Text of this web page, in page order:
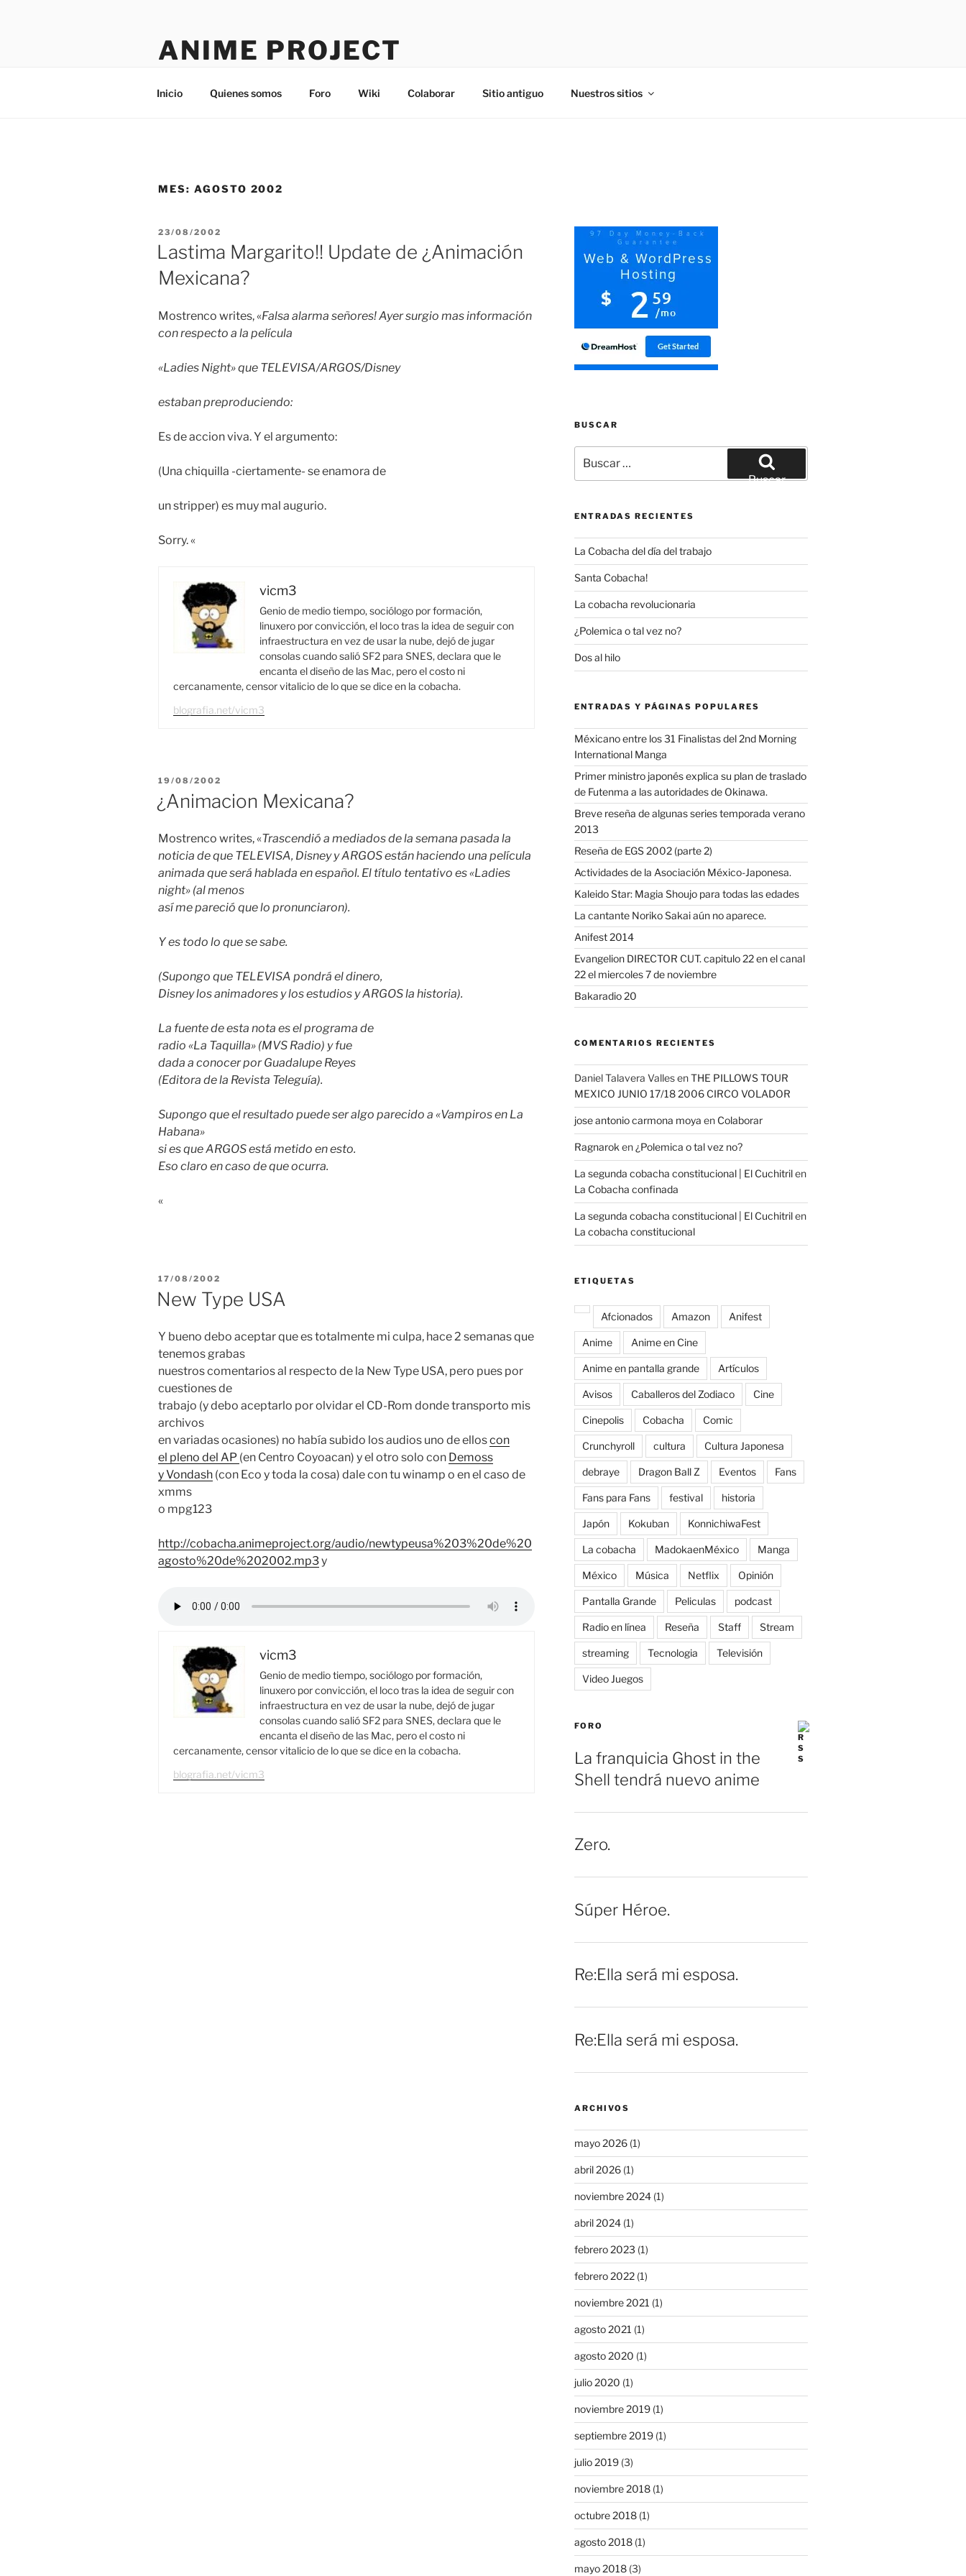
ANIME PROJECT
Inicio Quienes somos Foro Wiki Colaborar Sitio antiguo Nuestros sitios
MES: AGOSTO 2002
PUBLICADO
EL
23/08/2002
Lastima Margarito!! Update de ¿Animación
Mexicana?
Mostrenco writes, «Falsa alarma señores! Ayer surgio mas información
con respecto a la película
«Ladies Night» que TELEVISA/ARGOS/Disney
estaban preproduciendo:
Es de accion viva. Y el argumento:
(Una chiquilla -ciertamente- se enamora de
un stripper) es muy mal augurio.
Sorry. «
vicm3
Genio de medio tiempo, sociólogo por formación,
linuxero por convicción, el loco tras la idea de seguir con
infraestructura en vez de usar la nube, dejó de jugar
consolas cuando salió SF2 para SNES, declara que le
encanta el diseño de las Mac, pero el costo ni
cercanamente, censor vitalicio de lo que se dice en la cobacha.
blografia.net/vicm3
PUBLICADO
19/08/2002
¿Animacion Mexicana?
Mostrenco writes, «Trascendió a mediados de la semana pasada la
noticia de que TELEVISA, Disney y ARGOS están haciendo una película
animada que será hablada en español. El título tentativo es «Ladies
night» (al menos
así me pareció que lo pronunciaron).
Y es todo lo que se sabe.
(Supongo que TELEVISA pondrá el dinero,
Disney los animadores y los estudios y ARGOS la historia).
La fuente de esta nota es el programa de
radio «La Taquilla» (MVS Radio) y fue
dada a conocer por Guadalupe Reyes
(Editora de la Revista Teleguía).
Supongo que el resultado puede ser algo parecido a «Vampiros en La
Habana»
si es que ARGOS está metido en esto.
Eso claro en caso de que ocurra.
«
PUBLICADO
EL
17/08/2002
New Type USA
Y bueno debo aceptar que es totalmente mi culpa, hace 2 semanas que
tenemos grabas
nuestros comentarios al respecto de la New Type USA, pero pues por
cuestiones de
trabajo (y debo aceptarlo por olvidar el CD-Rom donde transporto mis
archivos
en variadas ocasiones) no había subido los audios uno de elloscon
el pleno del AP (en Centro Coyoacan) y el otro solo con Demoss
y Vondash (con Eco y toda la cosa) dale con tu winamp o en el caso de
xmms
o mpg123
http://cobacha.animeproject.org/audio/newtypeusa%203%20de%20
agosto%20de%202002.mp3y
vicm3
Genio de medio tiempo, sociólogo por formación,
linuxero por convicción, el loco tras la idea de seguir con
infraestructura en vez de usar la nube, dejó de jugar
consolas cuando salió SF2 para SNES, declara que le
encanta el diseño de las Mac, pero el costo ni
cercanamente, censor vitalicio de lo que se dice en la cobacha.
blografia.net/vicm3
BUSCAR
por:
Buscar
ENTRADAS RECIENTES
La Cobacha del día del trabajo
Santa Cobacha!
La cobacha revolucionaria
¿Polemica o tal vez no?
Dos al hilo
ENTRADAS Y PÁGINAS POPULARES
Méxicano entre los 31 Finalistas del 2nd Morning
International Manga
Primer ministro japonés explica su plan de traslado
de Futenma a las autoridades de Okinawa.
Breve reseña de algunas series temporada verano
2013
Reseña de EGS 2002 (parte 2)
Actividades de la Asociación México-Japonesa.
Kaleido Star: Magia Shoujo para todas las edades
La cantante Noriko Sakai aún no aparece.
Anifest 2014
Evangelion DIRECTOR CUT. capitulo 22 en el canal
22 el miercoles 7 de noviembre
Bakaradio 20
COMENTARIOS RECIENTES
Daniel Talavera VallesenTHE PILLOWS TOUR
MEXICO JUNIO 17/18 2006 CIRCO VOLADOR
jose antonio carmona moya en Colaborar
Ragnarok en¿Polemica o tal vez no?
La segunda cobacha constitucional | El Cuchitrilen
La Cobacha confinada
La segunda cobacha constitucional | El Cuchitrilen
La cobacha constitucional
ETIQUETAS
Afcionados Amazon Anifest
Anime Anime en Cine
Anime en pantalla grande Artículos
Avisos Caballeros del Zodiaco Cine
Cinepolis Cobacha Comic
Crunchyroll cultura Cultura Japonesa
debraye Dragon Ball Z Eventos Fans
Fans para Fans festival historia
Japón Kokuban KonnichiwaFest
La cobacha MadokaenMéxico Manga
México Música Netflix Opinión
Pantalla Grande Peliculas podcast
Radio en línea Reseña Staff Stream
streaming Tecnologia Televisión
Video Juegos
FORO
La franquicia Ghost in the
Shell tendrá nuevo anime
Zero.
Súper Héroe.
Re:Ella será mi esposa.
Re:Ella será mi esposa.
ARCHIVOS
mayo 2026(1)
abril 2026(1)
noviembre 2024(1)
abril 2024(1)
febrero 2023 (1)
febrero 2022(1)
noviembre 2021 (1)
agosto 2021 (1)
agosto 2020 (1)
julio 2020 (1)
noviembre 2019(1)
septiembre 2019(1)
julio 2019(3)
noviembre 2018(1)
octubre 2018(1)
agosto 2018(1)
mayo 2018(3)